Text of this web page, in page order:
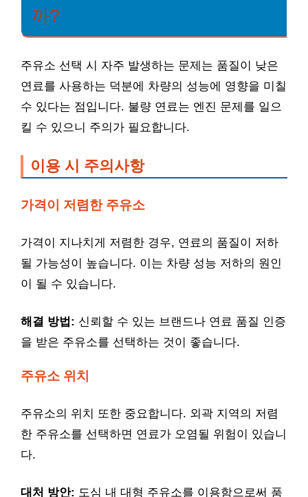
까?
주유소 선택 시 자주 발생하는 문제는 품질이 낮은
연료를 사용하는 덕분에 차량의 성능에 영향을 미칠
수 있다는 점입니다. 불량 연료는 엔진 문제를 일으
킬 수 있으니 주의가 필요합니다.
이용 시 주의사항
가격이 저렴한 주유소
가격이 지나치게 저렴한 경우, 연료의 품질이 저하
될 가능성이 높습니다. 이는 차량 성능 저하의 원인
이 될 수 있습니다.
해결 방법: 신뢰할 수 있는 브랜드나 연료 품질 인증
을 받은 주유소를 선택하는 것이 좋습니다.
주유소 위치
주유소의 위치 또한 중요합니다. 외곽 지역의 저렴
한 주유소를 선택하면 연료가 오염될 위험이 있습니
다.
대처 방안: 도심 내 대형 주유소를 이용함으로써 품